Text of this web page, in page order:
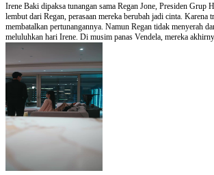
Irene Baki dipaksa tunangan sama Regan Jone, Presiden Grup
lembut dari Regan, perasaan mereka berubah jadi cinta. Karena
membatalkan pertunangannya. Namun Regan tidak menyerah
meluluhkan hari Irene. Di musim panas Vendela, mereka